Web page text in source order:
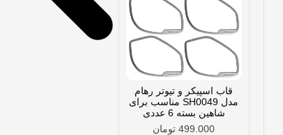
قاب اسپیکر و تیوتر رهام
مدل SH0049 مناسب برای
شاهین بسته 6 عددی
499.000 تومان